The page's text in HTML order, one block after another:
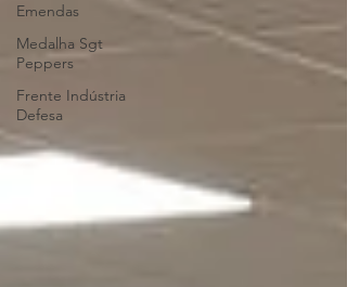
Emendas
Medalha Sgt
Peppers
Frente Indústria
Defesa